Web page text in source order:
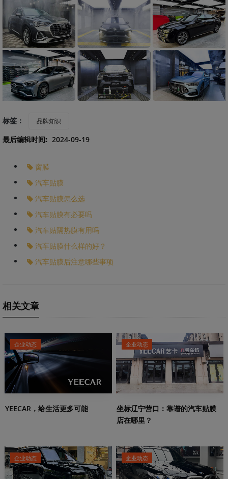
标签： 品牌知识
最后编辑时间: 2024-09-19
窗膜
汽车贴膜
汽车贴膜怎么选
汽车贴膜有必要吗
汽车贴隔热膜有用吗
汽车贴膜什么样的好？
汽车贴膜后注意哪些事项
相关文章
企业动态
YEECAR，给生活更多可能
企业动态
坐标辽宁营口：靠谱的汽车贴膜
店在哪里？
企业动态 企业动态